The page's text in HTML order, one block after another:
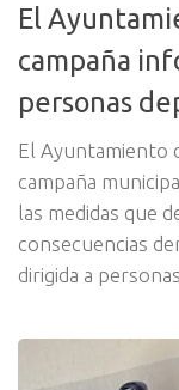
El
campaña
personas
El Ayuntamiento
campaña
las medidas que
consecuencias
dirigida a